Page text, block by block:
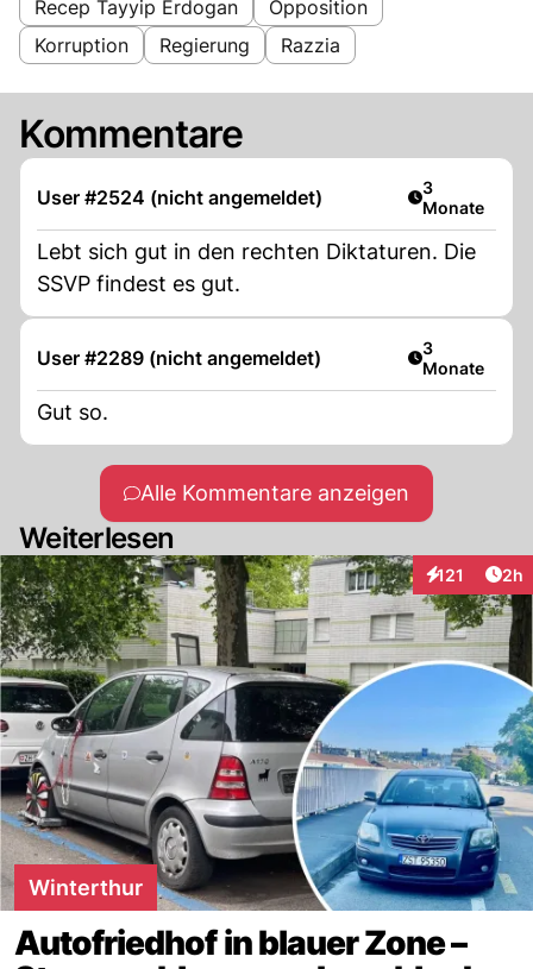
Recep Tayyip Erdogan
Opposition
Korruption
Regierung Razzia
Kommentare
User #2524 (nicht angemeldet) Artikel
3
Monate
Lebt sich gut in den rechten Diktaturen. Die
SSVP findest es gut.
User #2289 (nicht angemeldet) Artikel
3
Monate
Gut so.
Alle Kommentare anzeigen
Weiterlesen
121
Interaktionen
2h
Winterthur
Autofriedhof in blauer Zone –